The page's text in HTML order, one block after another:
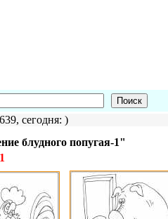
сегодня: )
блудного попугая-1"
1